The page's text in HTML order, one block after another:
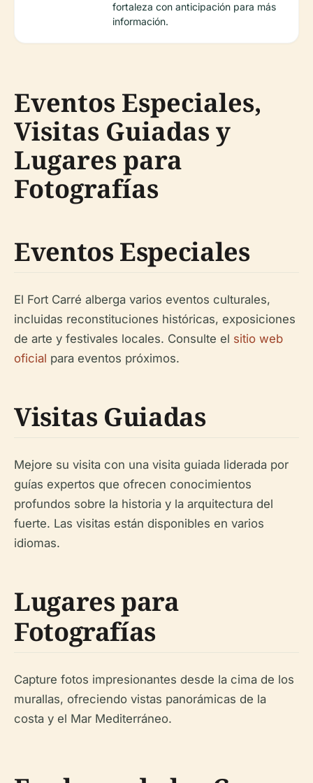
fortaleza con anticipación para más
información.
Eventos Especiales,
Visitas Guiadas y
Lugares para
Fotografías
Eventos Especiales
El Fort Carré alberga varios eventos culturales,
incluidas reconstituciones históricas, exposiciones
de arte y festivales locales. Consulte el sitio web
oficial para eventos próximos.
Visitas Guiadas
Mejore su visita con una visita guiada liderada por
guías expertos que ofrecen conocimientos
profundos sobre la historia y la arquitectura del
fuerte. Las visitas están disponibles en varios
idiomas.
Lugares para
Fotografías
Capture fotos impresionantes desde la cima de los
murallas, ofreciendo vistas panorámicas de la
costa y el Mar Mediterráneo.